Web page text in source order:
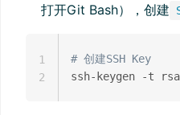
打开Git Bash），创建
# 创建SSH Key
ssh-keygen -t
1
2